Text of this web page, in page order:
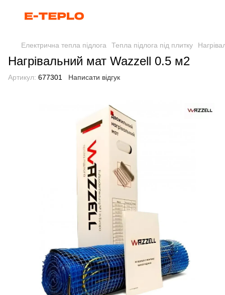
Електрична тепла підлога Тепла підлога під плитку
Нагрівальний мат Wazzell 0.5 м2
Артикул: 677301 Написати відгук